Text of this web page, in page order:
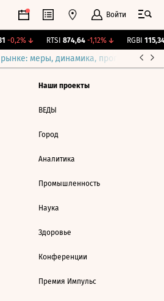
Войти
-0,2%↓ RTSI 874,64 -1,12%↓ RGBI 115,34
меры, динамика, прогнозы
Наши проекты
ВЕДЫ
Город
Аналитика
Промышленность
Наука
Здоровье
Конференции
Премия Импульс